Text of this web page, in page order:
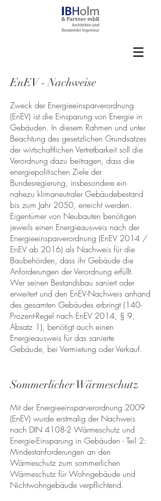
EnEV - Nachweise
Zweck der Energieeinsparverordnung
(EnEV) ist die Einsparung von Energie in
Gebäuden. In diesem Rahmen und unter
Beachtung des gesetzlichen Grundsatzes
der wirtschaftlichen Vertretbarkeit soll die
Verordnung dazu beitragen, dass die
energiepolitischen Ziele der
Bundesregierung, insbesondere ein
nahezu klimaneutraler Gebäudebestand
bis zum Jahr 2050, erreicht werden.
Eigentümer von Neubauten benötigen
jeweils einen Energieausweis nach der
Energieeinsparverordnung (EnEV 2014 /
EnEV ab 2016) als Nachweis für die
Baubehörden, dass ihr Gebäude die
Anforderungen der Verordnung erfüllt.
Wer seinen Bestandsbau saniert oder
erweitert und den EnEV-Nachweis anhand
des gesamten Gebäudes erbringt (140-
Prozent-Regel nach EnEV 2014, § 9,
Absatz 1 ), benötigt auch einen
Energieausweis für das sanierte
Gebäude, bei Vermietung oder Verkauf.
Sommerlicher Wärmeschutz
Mit der Energieeinsparverordnung 2009
(EnEV) wurde erstmalig der Nachweis
nach DIN 4108-2 Wärmeschutz und
Energie-Einsparung in Gebäuden - Teil 2:
Mindestanforderungen an den
Wärmeschutz zum sommerlichen
Wärmeschutz für Wohngebäude und
Nichtwohngebäude verpflichtend.